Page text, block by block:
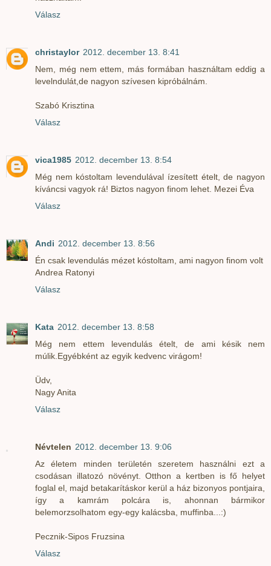
Válasz
christaylor 2012. december 13. 8:41
Nem, még nem ettem, más formában használtam eddig a
levelndulát,de nagyon szívesen kipróbálnám.
Szabó Krisztina
Válasz
vica1985 2012. december 13. 8:54
Még nem kóstoltam levendulával ízesített ételt, de nagyon
kíváncsi vagyok rá! Biztos nagyon finom lehet. Mezei Éva
Válasz
Andi 2012. december 13. 8:56
Én csak levendulás mézet kóstoltam, ami nagyon finom volt
Andrea Ratonyi
Válasz
Kata 2012. december 13. 8:58
Még nem ettem levendulás ételt, de ami késik nem
múlik.Egyébként az egyik kedvenc virágom!
Üdv,
Nagy Anita
Válasz
Névtelen 2012. december 13. 9:06
Az életem minden területén szeretem használni ezt a
csodásan illatozó növényt. Otthon a kertben is fő helyet
foglal el, majd betakarításkor kerül a ház bizonyos pontjaira,
így a kamrám polcára is, ahonnan bármikor
belemorzsolhatom egy-egy kalácsba, muffinba...:)
Pecznik-Sipos Fruzsina
Válasz